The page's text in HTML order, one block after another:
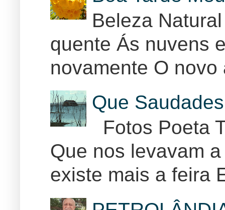
Beleza
quente Ás nuvens
novamente O
Que
Fotos Poeta
Que nos levavam
existe mais a feira